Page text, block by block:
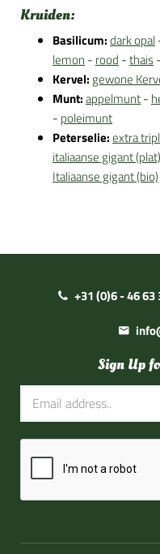
Kruiden:
Basilicum:dark opal
lemon - rood -thais-
Kervel: gewone
Munt:appelmunt-
- poleimunt
Peterselie:extra
italiaanse gigant (plat)
Italiaanse gigant (bio)
+31 (0)6 - 46 63
Sign Up